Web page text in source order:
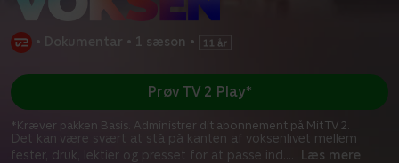
• Dokumentar • 1 sæson •
Det kan være svært at stå på kanten af voksenlivet mellem
fester, druk, lektier og presset for at passe ind.
Læs mere
Prøv TV 2 Play*
*Kræver pakken Basis. Administrer dit abonnement på Mit TV 2.